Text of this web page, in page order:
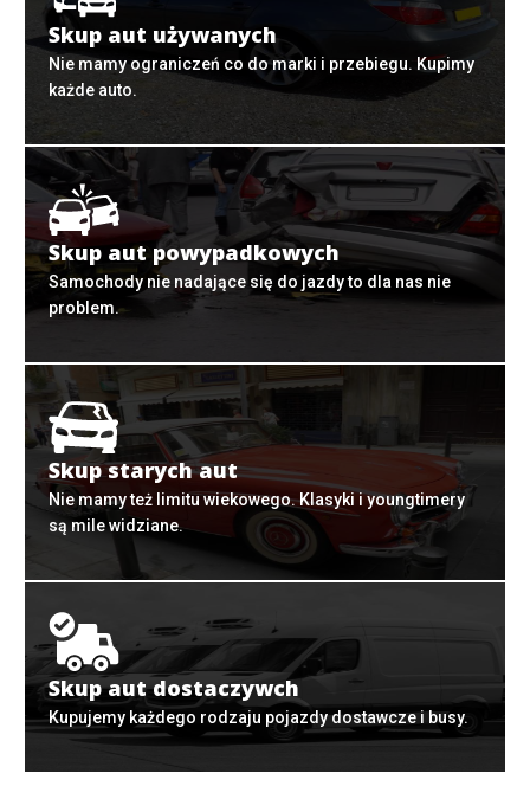
Skup aut używanych
Nie mamy ograniczeń co do marki i przebiegu. Kupimy
każde auto.
Skup aut powypadkowych
Samochody nie nadające się do jazdy to dla nas nie
problem.
Skup starych aut
Nie mamy też limitu wiekowego. Klasyki i youngtimery
są mile widziane.
Skup aut dostaczywch
Kupujemy każdego rodzaju pojazdy dostawcze i busy.